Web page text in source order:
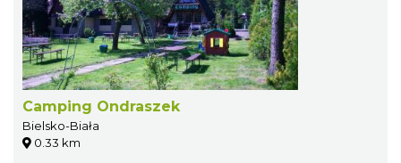
Camping Ondraszek
Bielsko-Biała
0.33 km